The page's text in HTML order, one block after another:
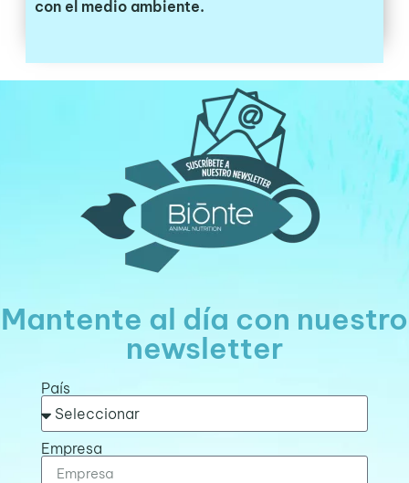
con el medio ambiente.
Mantente al día con nuestro
newsletter
País
Empresa